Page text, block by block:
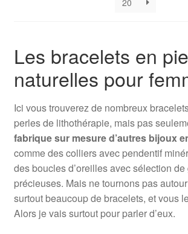
Les bracelets en
naturelles pour
Ici vous trouverez de nombreux
perles de lithothérapie, mais pas
fabrique sur mesure d’autres bijoux
comme des colliers avec pendentif
des boucles d’oreilles avec sélection de
précieuses. Mais ne tournons pas
surtout beaucoup de bracelets, et vous
Alors je vais surtout pour parler d’eux.